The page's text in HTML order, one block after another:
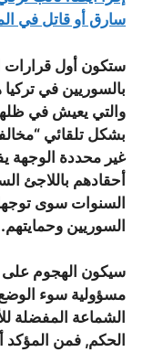
سارق أو قاتل في
ستكون أول قرارات
بالسوريين في تركيا
والتي يعيش في
بشكل تلقائي
غير محددة الوجهة
أحقادهم باللاجئ
السنوات سوى
السوريين وحمايتهم.
سيكون الهجوم على
مسؤولية سوء
الشماعة المفضلة
الحكم, فمن المؤكد